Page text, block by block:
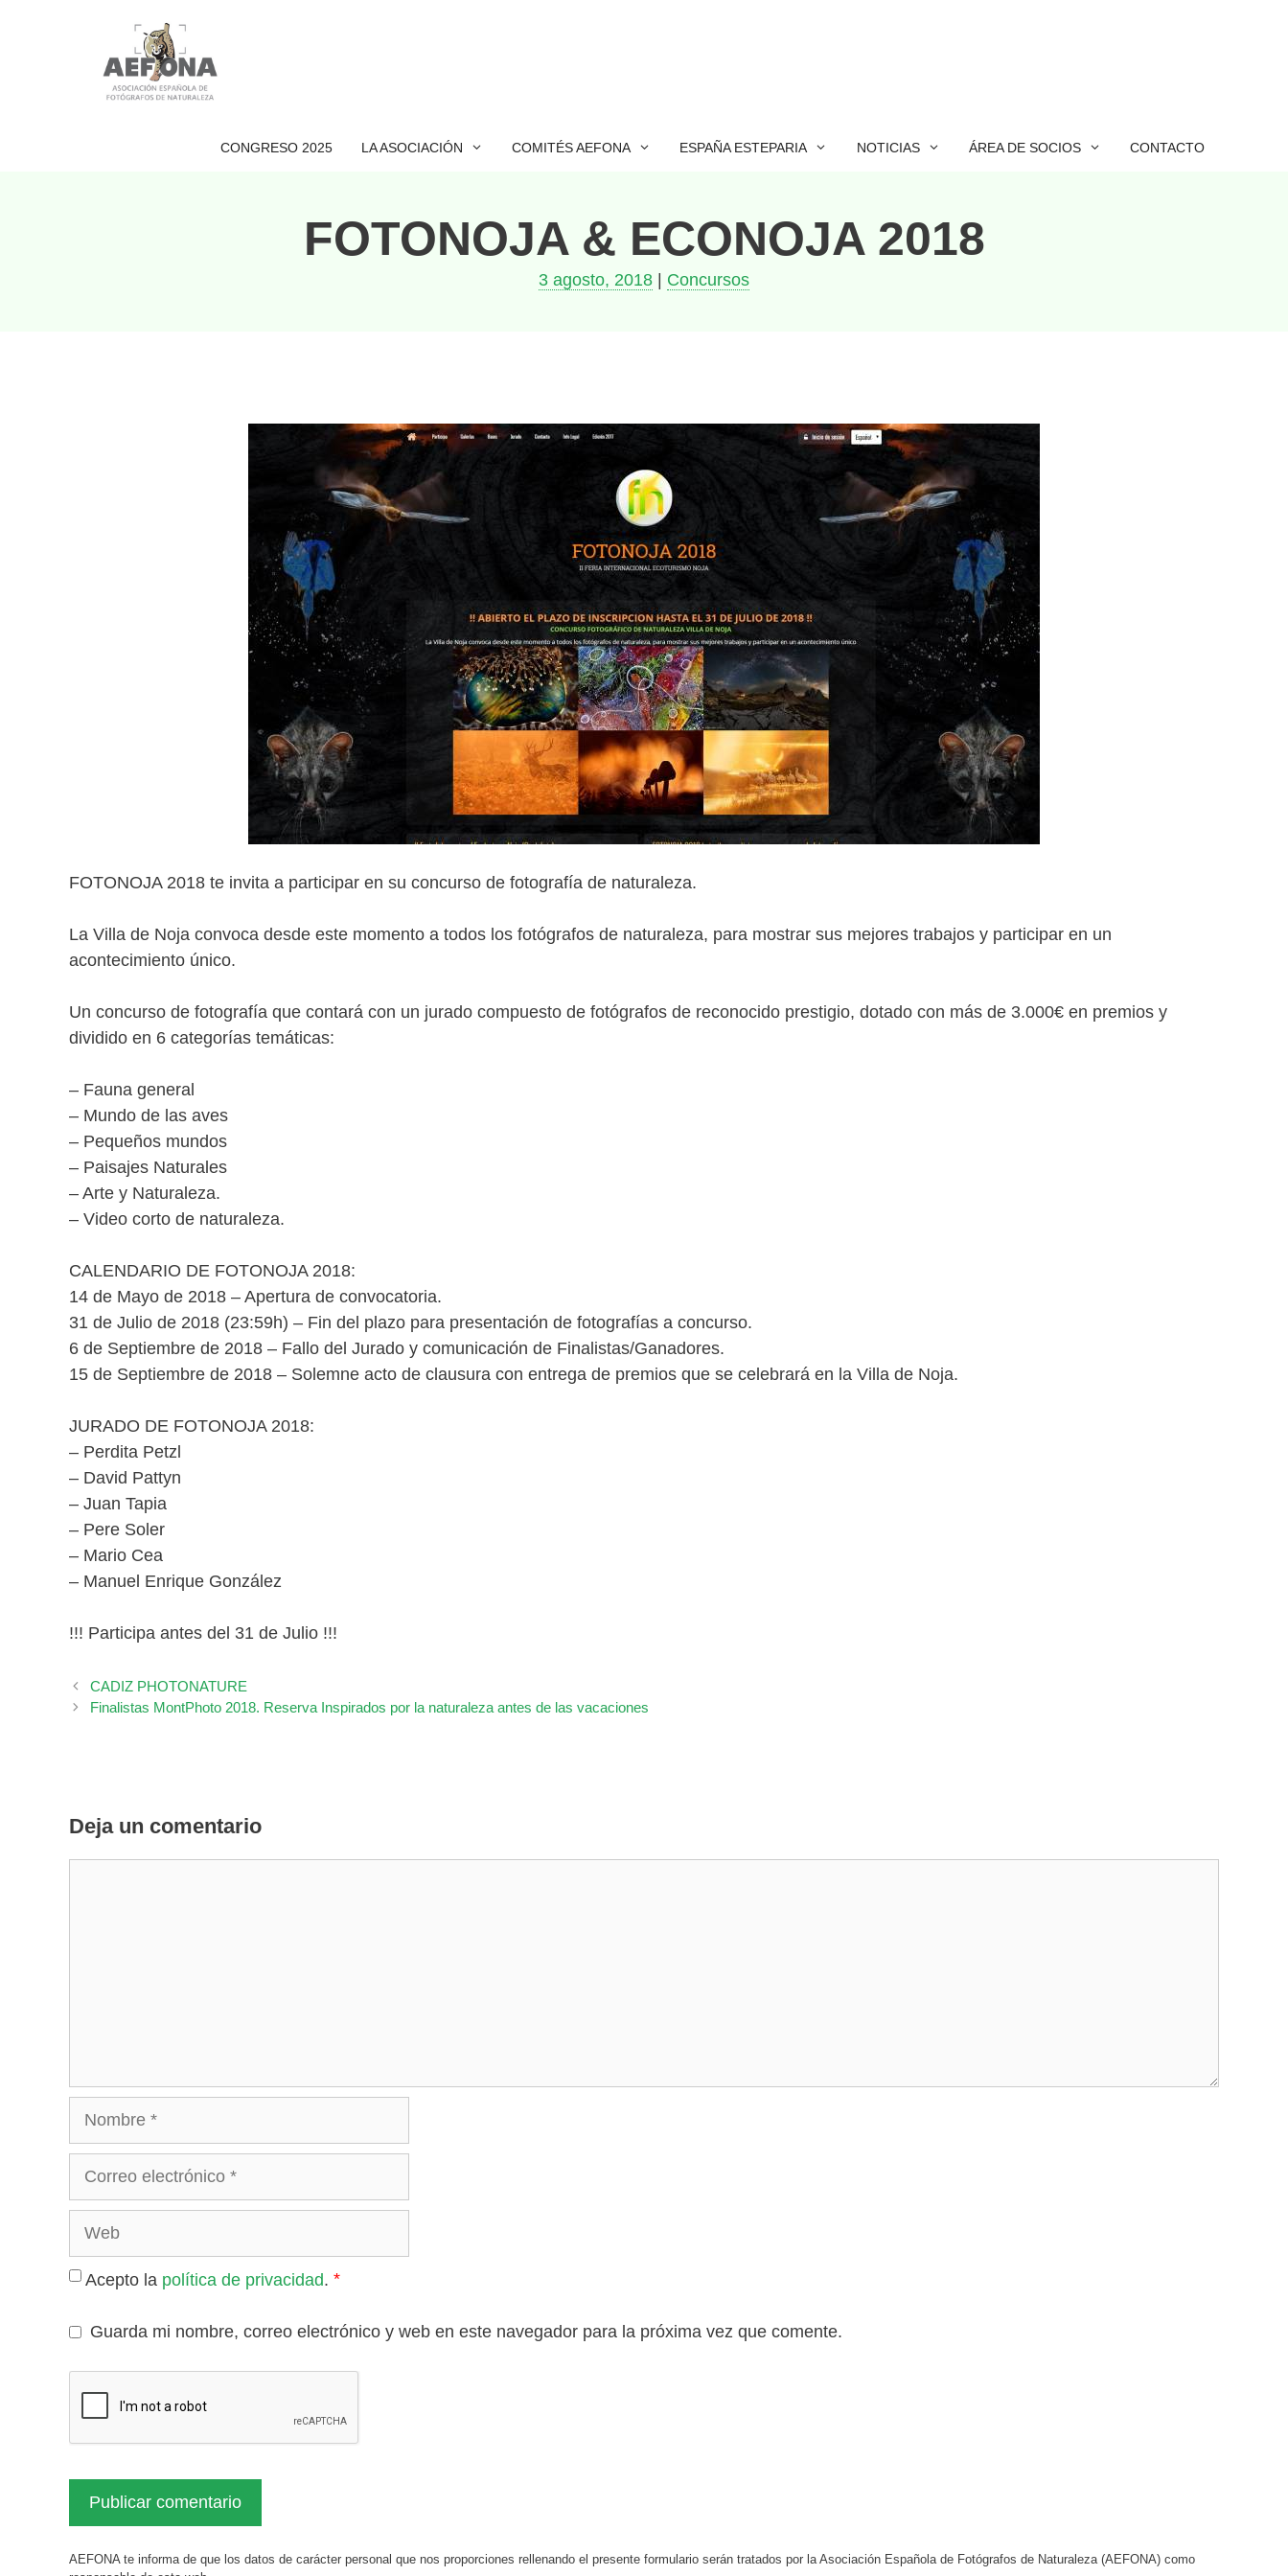
CONGRESO 2025 LA ASOCIACIÓN COMITÉS AEFONA ESPAÑA ESTEPARIA NOTICIAS ÁREA DE SOCIOS CONTACTO
FOTONOJA & ECONOJA 2018
3 agosto, 2018 Concursos
FOTONOJA 2018 te invita a participar en su concurso de fotografía de naturaleza.
La Villa de Noja convoca desde este momento a todos los fotógrafos de naturaleza, para mostrar sus mejores trabajos y participar en un
acontecimiento único.
Un concurso de fotografía que contará con un jurado compuesto de fotógrafos de reconocido prestigio, dotado con más de 3.000€ en premios y
dividido en 6 categorías temáticas:
– Fauna general
– Mundo de las aves
– Pequeños mundos
– Paisajes Naturales
– Arte y Naturaleza.
– Video corto de naturaleza.
CALENDARIO DE FOTONOJA 2018:
14 de Mayo de 2018 – Apertura de convocatoria.
31 de Julio de 2018 (23:59h) – Fin del plazo para presentación de fotografías a concurso.
6 de Septiembre de 2018 – Fallo del Jurado y comunicación de Finalistas/Ganadores.
15 de Septiembre de 2018 – Solemne acto de clausura con entrega de premios que se celebrará en la Villa de Noja.
JURADO DE FOTONOJA 2018:
– Perdita Petzl
– David Pattyn
– Juan Tapia
– Pere Soler
– Mario Cea
– Manuel Enrique González
!!! Participa antes del 31 de Julio !!!
CADIZ PHOTONATURE
Finalistas MontPhoto 2018. Reserva Inspirados por la naturaleza antes de las vacaciones
Deja un comentario
Acepto la política de privacidad. *
Guarda mi nombre, correo electrónico y web en este navegador para la próxima vez que comente.
AEFONA te informa de que los datos de carácter personal que nos proporciones rellenando el presente formulario serán tratados por la Asociación Española de Fotógrafos de Naturaleza (AEFONA) como